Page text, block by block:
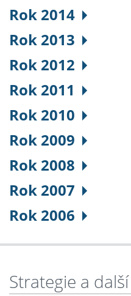
Rok 2014
Rok 2013
Rok 2012
Rok 2011
Rok 2010
Rok 2009
Rok 2008
Rok 2007
Rok 2006
Strategie a